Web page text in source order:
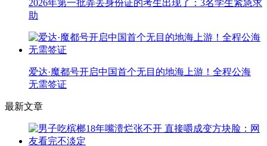
2026年第一批弄丢身份证的考生出现了：3名学生紧急求
助
爱达·魔都号开启中国首个无目的地海上游！全程公海
无需签证
最新文章